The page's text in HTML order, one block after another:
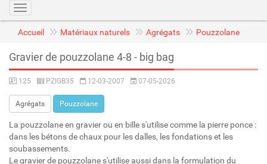
Toggle navigation
Accueil Matériaux naturels Agrégats Pouzzolane
Gravier de pouzzolane 4-8 - big bag
125 PZIGB35 12-03-2007 07-05-2026
Agrégats Pouzzolane
La pouzzolane en gravier ou en bille s'utilise comme la pierre ponce :
dans les bétons de chaux pour les dalles, les fondations et les
soubassements.
Le gravier de pouzzolane s'utilise aussi dans la formulation du